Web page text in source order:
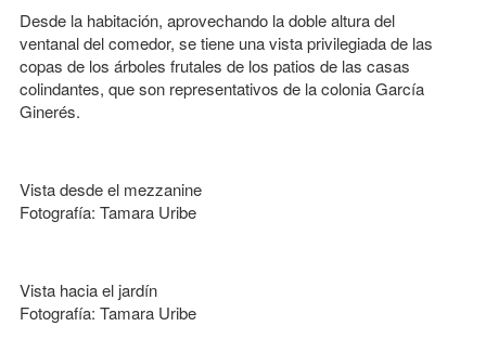
Desde la habitación, aprovechando la doble altura del
ventanal del comedor, se tiene una vista privilegiada de las
copas de los árboles frutales de los patios de las casas
colindantes, que son representativos de la colonia García
Ginerés.
Vista desde el mezzanine
Fotografía: Tamara Uribe
Vista hacia el jardín
Fotografía: Tamara Uribe